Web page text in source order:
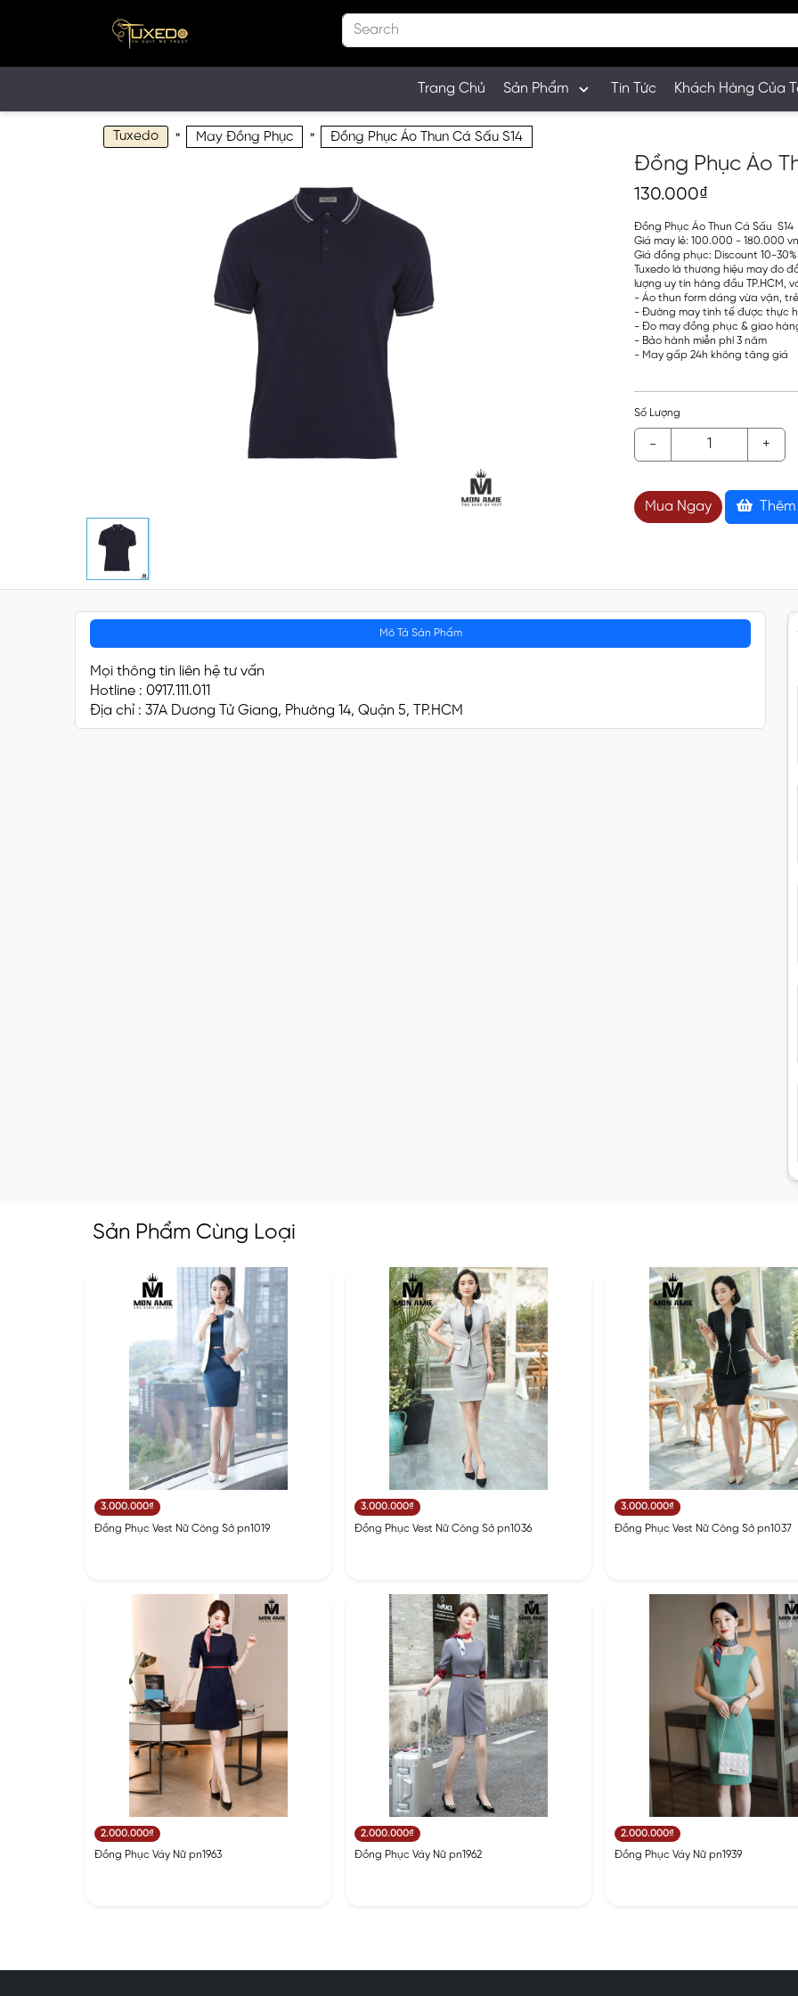
Trang Chủ Sản Phẩm Tin Tức Khách Hàng Của
Tuxedo » May Đồng Phục » Đồng Phục Áo Thun Cá Sấu S14
Đồng Phục Áo
130.000₫
Đồng Phục Áo Thun Cá Sấu S14
Giá may lẻ: 100.000 - 180.000
Giá đồng phục: Discount 10-
Tuxedo là thương hiệu may đo
lượng uy tín hàng đầu TP.HCM,
- Áo thun form dáng vừa vặn,
- Đường may tinh tế được thực
- Đo may đồng phục & giao
- Bảo hành miễn phí 3 năm
- May gấp 24h không tăng giá
Số Lượng
- +
Mua Ngay
Mô Tả Sản Phẩm
Mọi thông tin liên hệ tư vấn
Hotline : 0917.111.011
Địa chỉ : 37A Dương Tử Giang, Phường 14, Quận 5, TP.HCM
Sản Phẩm Cùng Loại
3.000.000₫
Đồng Phục Vest Nữ Công Sở pn1019
3.000.000₫
Đồng Phục Vest Nữ Công Sở pn1036
3.000.000₫
Đồng Phục Vest Nữ Công Sở pn1037
2.000.000₫
Đồng Phục Váy Nữ pn1963
2.000.000₫
Đồng Phục Váy Nữ pn1962
2.000.000₫
Đồng Phục Váy Nữ pn1939